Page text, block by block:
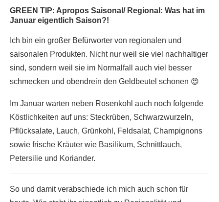
GREEN TIP: Apropos Saisonal/ Regional: Was hat im
Januar eigentlich Saison?!
Ich bin ein großer Befürworter von regionalen und
saisonalen Produkten. Nicht nur weil sie viel nachhaltiger
sind, sondern weil sie im Normalfall auch viel besser
schmecken und obendrein den Geldbeutel schonen 😍
Im Januar warten neben Rosenkohl auch noch folgende
Köstlichkeiten auf uns: Steckrüben, Schwarzwurzeln,
Pflücksalate, Lauch, Grünkohl, Feldsalat, Champignons
sowie frische Kräuter wie Basilikum, Schnittlauch,
Petersilie und Koriander.
So und damit verabschiede ich mich auch schon für